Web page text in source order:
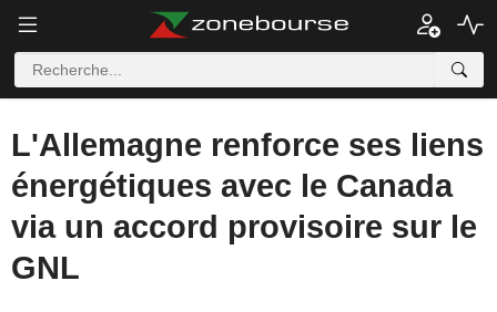
L'Allemagne renforce ses liens
énergétiques avec le Canada
via un accord provisoire sur le
GNL